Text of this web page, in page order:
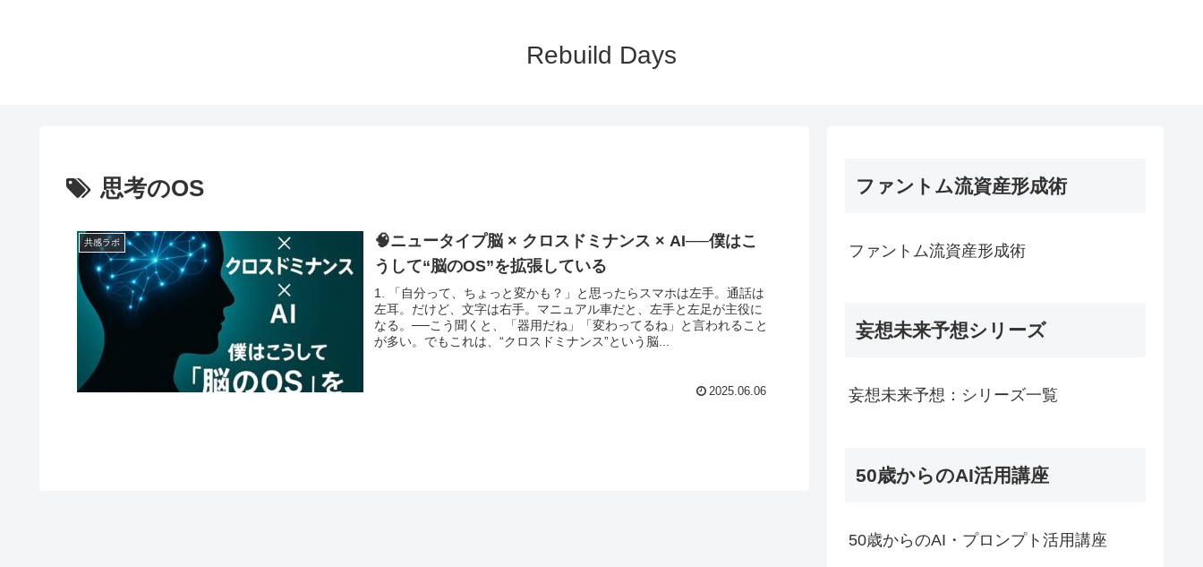
Rebuild Days
思考のOS
共感ラボ
🧠ニュータイプ脳 × クロスドミナンス × AI──僕はこ
うして“脳のOS”を拡張している
1. 「自分って、ちょっと変かも？」と思ったらスマホは左手。通話は
左耳。だけど、文字は右手。マニュアル車だと、左手と左足が主役に
なる。──こう聞くと、「器用だね」「変わってるね」と言われること
が多い。でもこれは、“クロスドミナンス”という脳...
2025.06.06
ファントム流資産形成術
ファントム流資産形成術
妄想未来予想シリーズ
妄想未来予想：シリーズ一覧
50歳からのAI活用講座
50歳からのAI・プロンプト活用講座